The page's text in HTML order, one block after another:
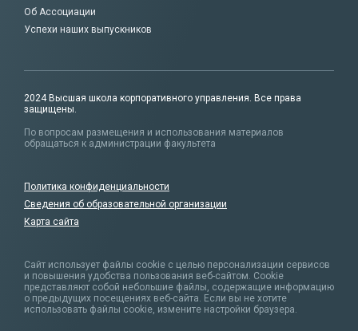
Об Ассоциации
Успехи наших выпускников
2024 Высшая школа корпоративного управления. Все права
защищены.
По вопросам размещения и использования материалов
обращаться к администрации факультета
Политика конфиденциальности
Сведения об образовательной организации
Карта сайта
Сайт использует файлы cookie с целью персонализации сервисов
и повышения удобства пользования веб-сайтом. Cookie
представляют собой небольшие файлы, содержащие информацию
о предыдущих посещениях веб-сайта. Если вы не хотите
использовать файлы cookie, измените настройки браузера.